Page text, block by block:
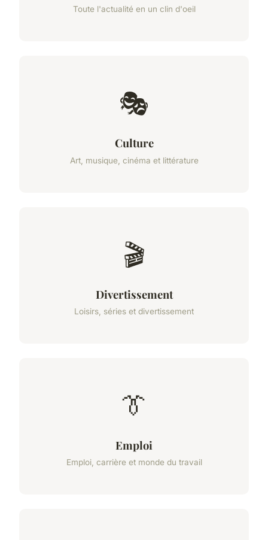
Toute l'actualité en un clin d'oeil
🎭
Culture
Art, musique, cinéma et littérature
🎬
Divertissement
Loisirs, séries et divertissement
👔
Emploi
Emploi, carrière et monde du travail